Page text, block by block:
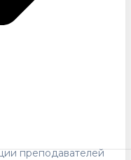
преподавателей